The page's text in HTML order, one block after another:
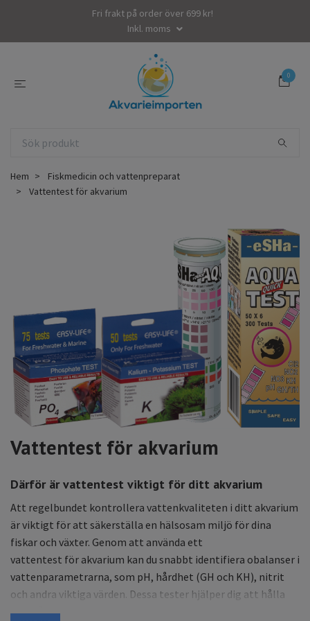
Fri frakt på order över 699 kr!
Inkl. moms
0
Hem
Fiskmedicin och vattenpreparat
Vattentest för akvarium
Vattentest för akvarium
Därför är vattentest viktigt för ditt akvarium
Att regelbundet kontrollera vattenkvaliteten i ditt akvarium
är viktigt för att säkerställa en hälsosam miljö för dina
fiskar och växter. Genom att använda ett
vattentest för akvarium kan du snabbt identifiera obalanser i
vattenparametrarna, som pH, hårdhet (GH och KH), nitrit
och andra viktiga värden. Dessa tester hjälper dig att hålla
koll på vattnets hälsa och förebygga problem som kan